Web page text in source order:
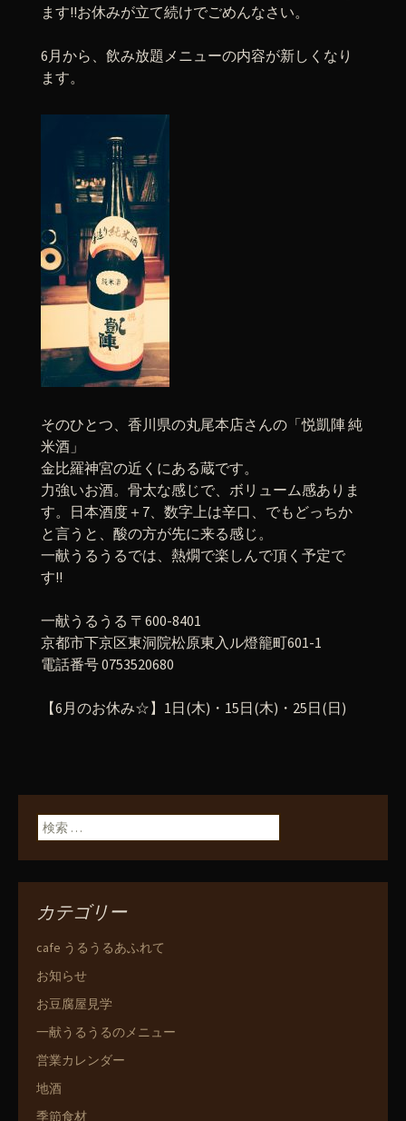
ます!!お休みが立て続けでごめんなさい。
6月から、飲み放題メニューの内容が新しくなり
ます。
そのひとつ、香川県の丸尾本店さんの「悦凱陣 純
米酒」
金比羅神宮の近くにある蔵です。
力強いお酒。骨太な感じで、ボリューム感ありま
す。日本酒度＋7、数字上は辛口、でもどっちか
と言うと、酸の方が先に来る感じ。
一献うるうるでは、熱燗で楽しんで頂く予定で
す!!
一献うるうる 〒600-8401
京都市下京区東洞院松原東入ル燈籠町601-1
電話番号 0753520680
【6月のお休み☆】1日(木)・15日(木)・25日(日)
検索:
カテゴリー
cafe うるうるあふれて
お知らせ
お豆腐屋見学
一献うるうるのメニュー
営業カレンダー
地酒
季節食材